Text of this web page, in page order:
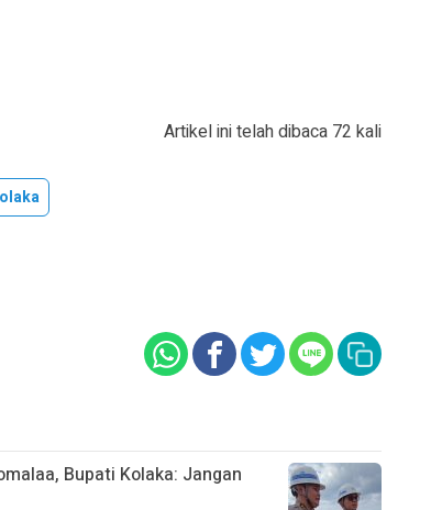
Artikel ini telah dibaca 72 kali
Bupati Kolaka: Jangan